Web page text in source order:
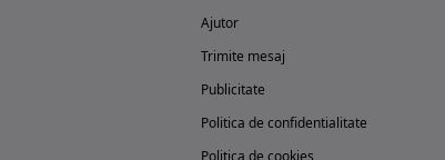
Ajutor
Trimite mesaj
Publicitate
Politica de confidentialitate
Politica de cookies